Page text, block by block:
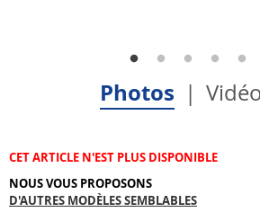
Photos
CET ARTICLE N'EST PLUS DISPONIBLE
NOUS VOUS PROPOSONS
D'AUTRES MODÈLES SEMBLABLES